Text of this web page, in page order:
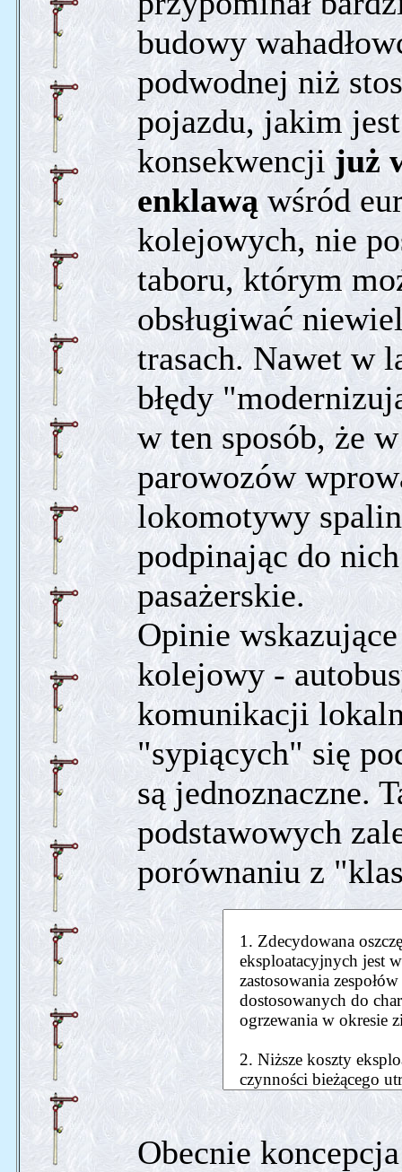
budowy
podwodnej niż
pojazdu, jakim
konsekwencjijuż
enklawąwśród
kolejowych, nie
taboru, którym
obsługiwać
trasach. Nawet w
błędy
w ten sposób, że
parowozów
lokomotywy
podpinając do
pasażerskie.
Opinie
kolejowy -
komunikacji
"sypiących" się
są jednoznaczne.
podstawowych
porównaniu z
Obecnie